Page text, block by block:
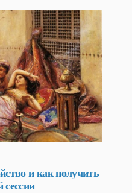
и как получить
сессии